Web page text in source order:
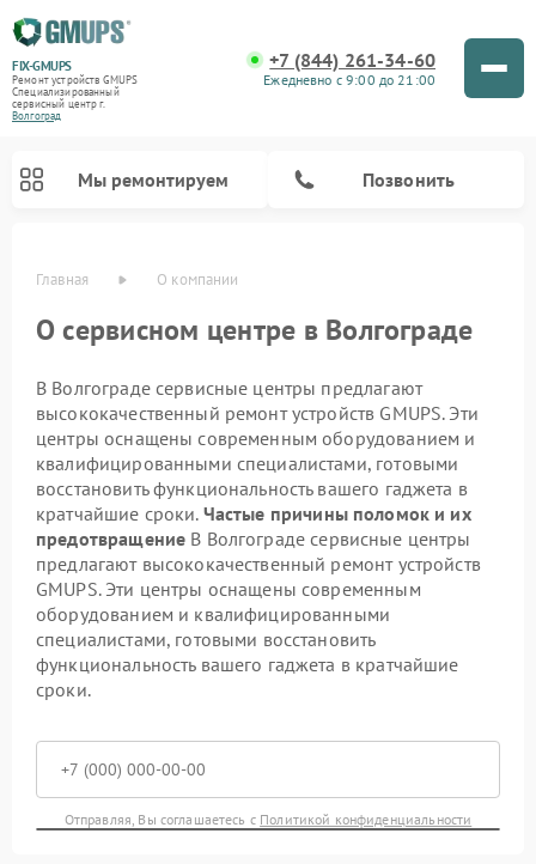
FIX-GMUPS
Ремонт устройств GMUPS
Специализированный
cервисный центр г.
Волгоград
+7 (844) 261-34-60
Ежедневно с 9:00 до 21:00
Мы ремонтируем Позвонить
Главная О компании
О сервисном центре в Волгограде
В Волгограде сервисные центры предлагают
высококачественный ремонт устройств GMUPS. Эти
центры оснащены современным оборудованием и
квалифицированными специалистами, готовыми
восстановить функциональность вашего гаджета в
кратчайшие сроки. Частые причины поломок и их
предотвращение В Волгограде сервисные центры
предлагают высококачественный ремонт устройств
GMUPS. Эти центры оснащены современным
оборудованием и квалифицированными
специалистами, готовыми восстановить
функциональность вашего гаджета в кратчайшие
сроки.
Отправляя, Вы соглашаетесь с Политикой конфиденциальности